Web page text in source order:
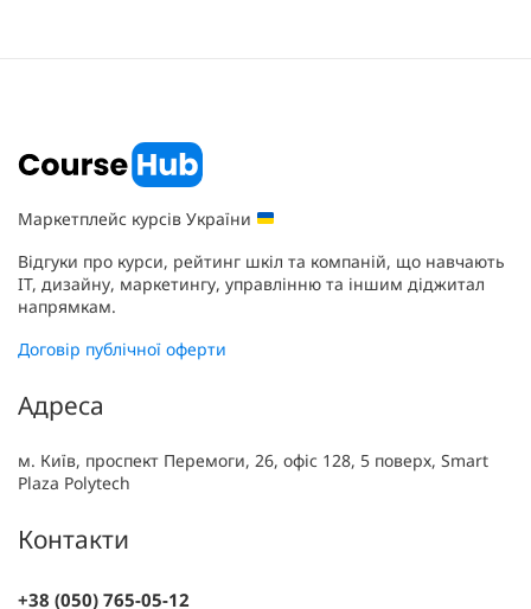
Маркетплейс курсів України
Відгуки про курси, рейтинг шкіл та компаній, що навчають
IT, дизайну, маркетингу, управлінню та іншим діджитал
напрямкам.
Договір публічної оферти
Адреса
м. Київ, проспект Перемоги, 26, офіс 128, 5 поверх, Smart
Plaza Polytech
Контакти
+38 (050) 765-05-12